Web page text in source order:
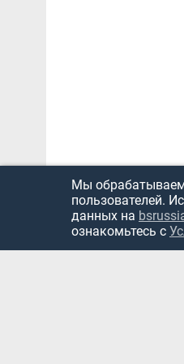
Мы обрабатываем
пользователей.
данных на
ознакомьтесь с